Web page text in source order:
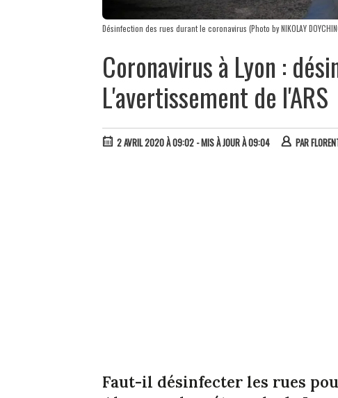
Désinfection des rues durant le coronavirus (Photo by NIKOLAY
Coronavirus à Lyon :
L'avertissement de l'ARS
2 AVRIL 2020 À 09:02 - MIS À JOUR À 09:04 PAR
Faut-il désinfecter les rues